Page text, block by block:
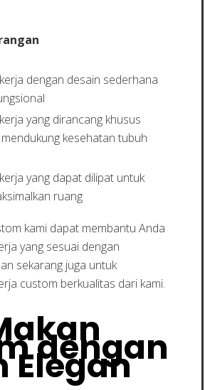
dengan desain sederhana
yang dirancang khusus
kesehatan tubuh
yang dapat dilipat untuk
ruang
kami dapat membantu Anda
yang sesuai dengan
sekarang juga untuk
custom berkualitas dari kami.
dengan
Elegan